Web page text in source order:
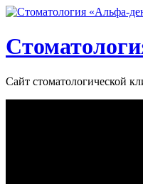
Сайт стоматологической